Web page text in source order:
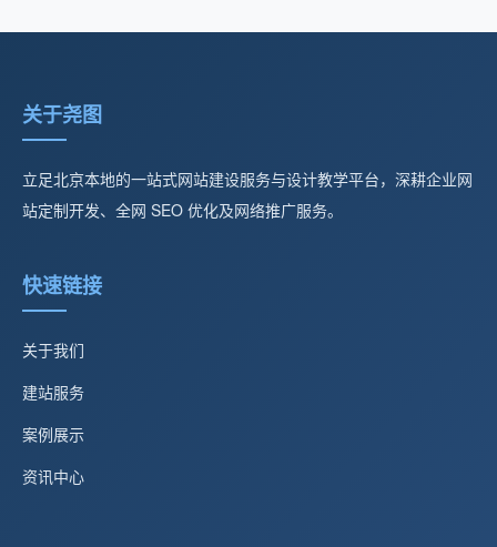
关于尧图
立足北京本地的一站式网站建设服务与设计教学平台，深耕企业网
站定制开发、全网 SEO 优化及网络推广服务。
快速链接
关于我们
建站服务
案例展示
资讯中心